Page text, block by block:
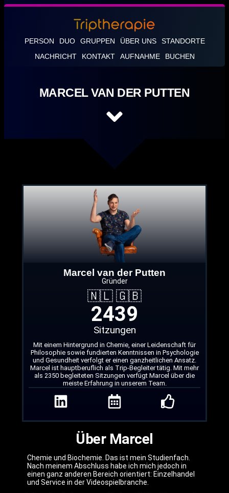
PERSON DUO GRUPPEN ÜBER UNS
STANDORTE
NACHRICHT
KONTAKT AUFNAHME BUCHEN
MARCEL VAN DER PUTTEN
Marcel van der Putten
Gründer
🇳🇱 🇬🇧
Sitzungen
2439
Mit einem Hintergrund in Chemie, einer Leidenschaft für
Philosophie sowie fundierten Kenntnissen in Psychologie
und Gesundheit verfolgt er einen ganzheitlichen Ansatz.
Marcel ist hauptberuflich als Trip-Begleiter tätig. Mit mehr
als 2350 begleiteten Sitzungen verfügt Marcel über die
meiste Erfahrung in unserem Team.
Über Marcel
Chemie und Biochemie. Das ist mein Studienfach.
Nach meinem Abschluss habe ich mich jedoch in
einen ganz anderen Bereich orientiert: Einzelhandel
und Service in der Videospielbranche.